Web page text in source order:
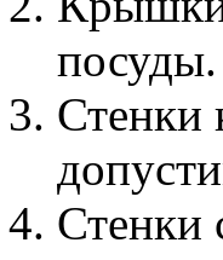
посуды.
Стенки
Стенки